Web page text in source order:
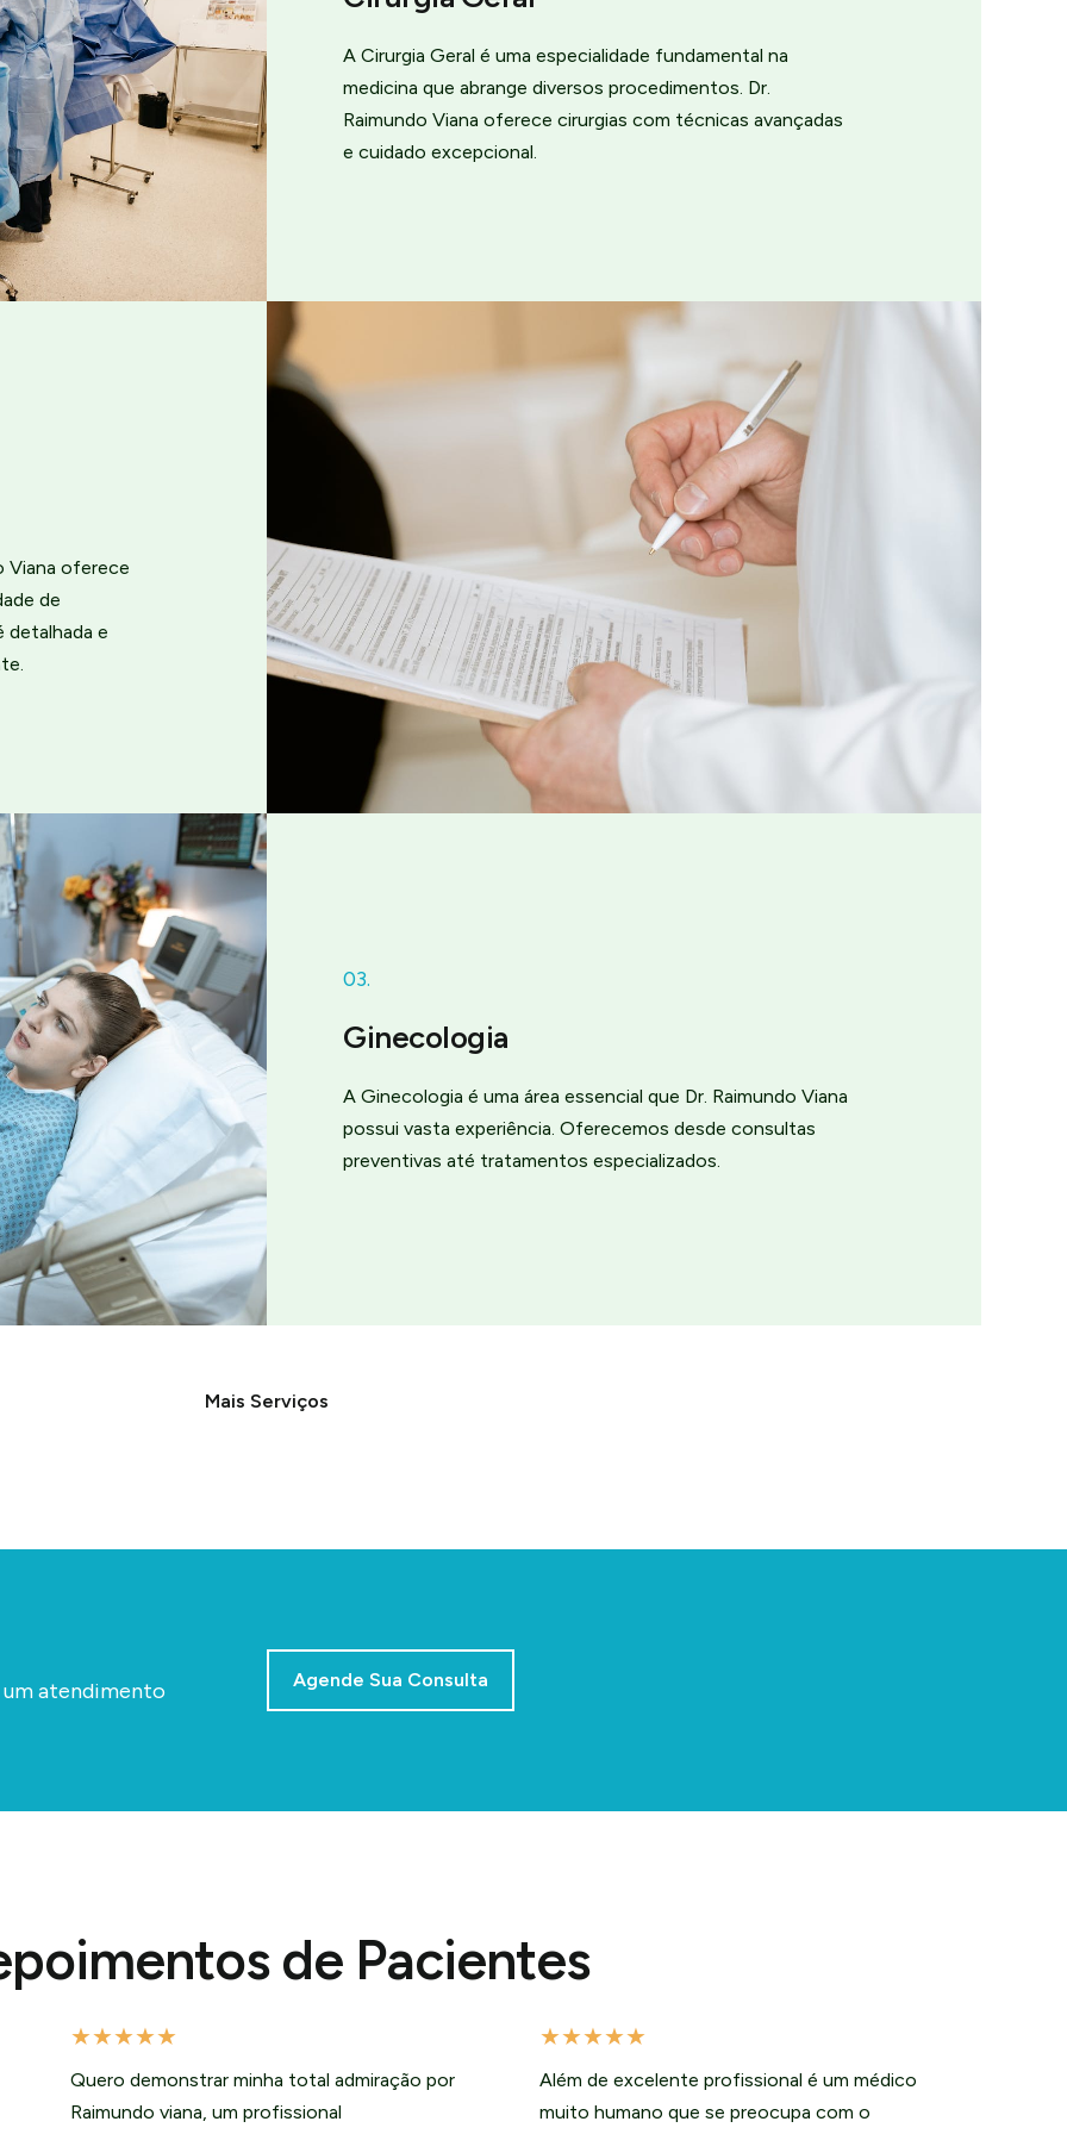
A Cirurgia Geral é uma especialidade fundamental na
medicina que abrange diversos procedimentos. Dr.
Raimundo Viana oferece cirurgias com técnicas avançadas
e cuidado excepcional.
Viana oferece
de
detalhada e
03.
Ginecologia
A Ginecologia é uma área essencial que Dr. Raimundo Viana
possui vasta experiência. Oferecemos desde consultas
preventivas até tratamentos especializados.
Mais Serviços
atendimento Agende Sua Consulta
de Pacientes
★★★★★
Quero demonstrar minha total admiração por
Raimundo viana, um profissional
★★★★★
Além de excelente profissional é um médico
muito humano que se preocupa com o